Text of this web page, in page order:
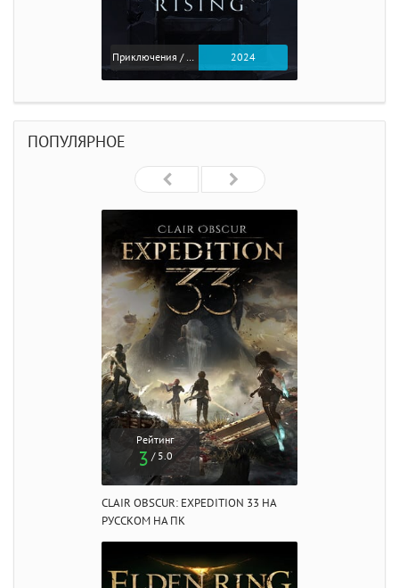
Приключения / Экшен 2024
ПОПУЛЯРНОЕ
Рейтинг
3 / 5.0
CLAIR OBSCUR: EXPEDITION 33 НА
РУССКОМ НА ПК